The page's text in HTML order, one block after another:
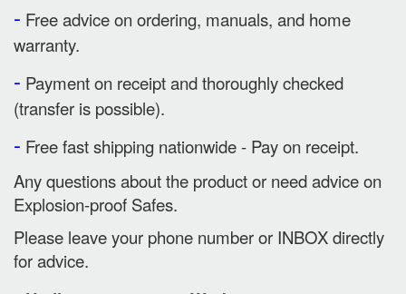
- Free advice on ordering, manuals, and home
warranty.
- Payment on receipt and thoroughly checked
(transfer is possible).
- Free fast shipping nationwide - Pay on receipt.
Any questions about the product or need advice on
Explosion-proof Safes.
Please leave your phone number or INBOX directly
for advice.